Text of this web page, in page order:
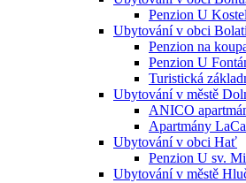
Penzion U
Ubytování v obci
Penzion na
Penzion U
Turistická
Ubytování v městě
ANICO
Apartmány
Ubytování v obci Hať
Penzion U sv.
Ubytování v městě